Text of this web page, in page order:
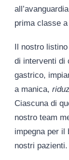
prima classe
Il nostro listino
di interventi di
gastrico,
a manica,
Ciascuna di
nostro team
impegna per il
nostri pazienti.